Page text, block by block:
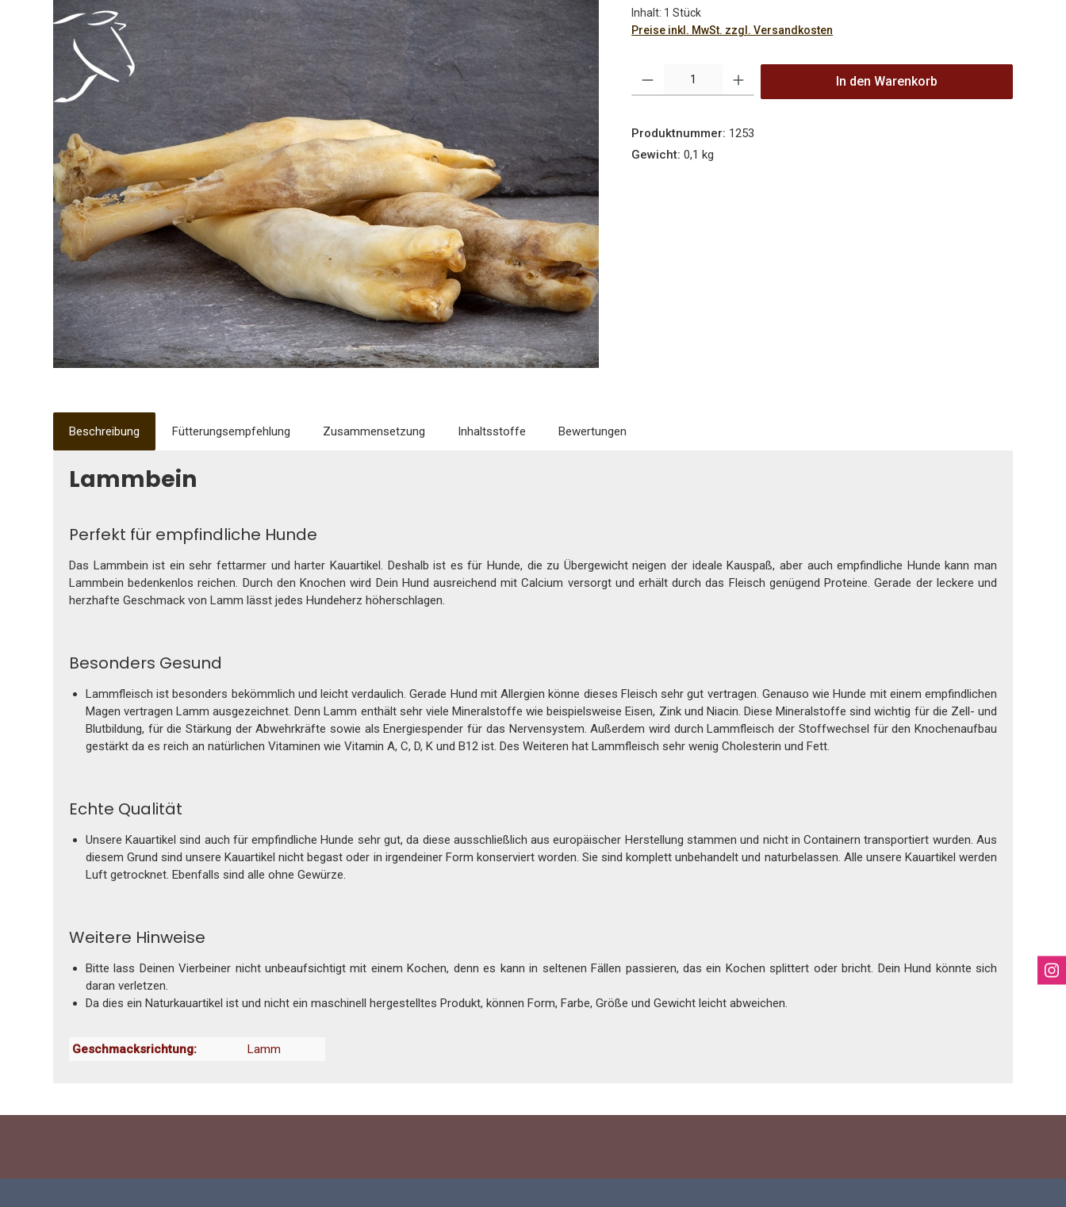
Inhalt: 1 Stück
Preise inkl. MwSt. zzgl. Versandkosten
In den Warenkorb
Produktnummer: 1253
Gewicht:0,1 kg
Beschreibung Fütterungsempfehlung Zusammensetzung Inhaltsstoffe Bewertungen
Lammbein
Perfekt für empfindliche Hunde
Das Lammbein ist ein sehr fettarmer und harter Kauartikel. Deshalb ist es für Hunde, die zu Übergewicht neigen der ideale Kauspaß, aber auch empfindliche Hunde kann man
Lammbein bedenkenlos reichen. Durch den Knochen wird Dein Hund ausreichend mit Calcium versorgt und erhält durch das Fleisch genügend Proteine. Gerade der leckere und
herzhafte Geschmack von Lamm lässt jedes Hundeherz höherschlagen.
Besonders Gesund
Lammfleisch ist besonders bekömmlich und leicht verdaulich. Gerade Hund mit Allergien könne dieses Fleisch sehr gut vertragen. Genauso wie Hunde mit einem empfindlichen
Magen vertragen Lamm ausgezeichnet. Denn Lamm enthält sehr viele Mineralstoffe wie beispielsweise Eisen, Zink und Niacin. Diese Mineralstoffe sind wichtig für die Zell- und
Blutbildung, für die Stärkung der Abwehrkräfte sowie als Energiespender für das Nervensystem. Außerdem wird durch Lammfleisch der Stoffwechsel für den Knochenaufbau
gestärkt da es reich an natürlichen Vitaminen wie Vitamin A, C, D, K und B12 ist. Des Weiteren hat Lammfleisch sehr wenig Cholesterin und Fett.
Echte Qualität
Unsere Kauartikel sind auch für empfindliche Hunde sehr gut, da diese ausschließlich aus europäischer Herstellung stammen und nicht in Containern transportiert wurden. Aus
diesem Grund sind unsere Kauartikel nicht begast oder in irgendeiner Form konserviert worden. Sie sind komplett unbehandelt und naturbelassen. Alle unsere Kauartikel werden
Luft getrocknet. Ebenfalls sind alle ohne Gewürze.
Weitere Hinweise
Bitte lass Deinen Vierbeiner nicht unbeaufsichtigt mit einem Kochen, denn es kann in seltenen Fällen passieren, das ein Kochen splittert oder bricht. Dein Hund könnte sich
daran verletzen.
Da dies ein Naturkauartikel ist und nicht ein maschinell hergestelltes Produkt, können Form, Farbe, Größe und Gewicht leicht abweichen.
Geschmacksrichtung: Lamm